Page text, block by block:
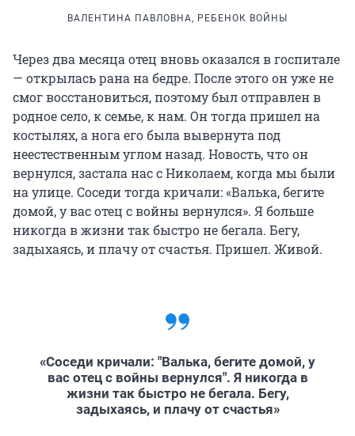
ВАЛЕНТИНА ПАВЛОВНА, РЕБЕНОК ВОЙНЫ
Через два месяца отец вновь оказался в госпитале
— открылась рана на бедре. После этого он уже не
смог восстановиться, поэтому был отправлен в
родное село, к семье, к нам. Он тогда пришел на
костылях, а нога его была вывернута под
неестественным углом назад. Новость, что он
вернулся, застала нас с Николаем, когда мы были
на улице. Соседи тогда кричали: «Валька, бегите
домой, у вас отец с войны вернулся». Я больше
никогда в жизни так быстро не бегала. Бегу,
задыхаясь, и плачу от счастья. Пришел. Живой.
«Соседи кричали: "Валька, бегите домой, у
вас отец с войны вернулся". Я никогда в
жизни так быстро не бегала. Бегу,
задыхаясь, и плачу от счастья»